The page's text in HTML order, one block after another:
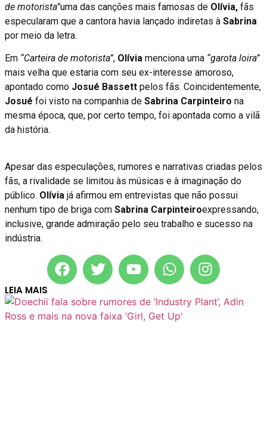
de motorista”uma das canções mais famosas de Olívia, fãs
especularam que a cantora havia lançado indiretas à Sabrina
por meio da letra.
Em “Carteira de motorista”, Olívia menciona uma “garota loira”
mais velha que estaria com seu ex-interesse amoroso,
apontado como Josué Bassett pelos fãs. Coincidentemente,
Josué foi visto na companhia de Sabrina Carpinteiro na
mesma época, que, por certo tempo, foi apontada como a vilã
da história.
Apesar das especulações, rumores e narrativas criadas pelos
fãs, a rivalidade se limitou às músicas e à imaginação do
público. Olívia já afirmou em entrevistas que não possui
nenhum tipo de briga com Sabrina Carpinteiroexpressando,
inclusive, grande admiração pelo seu trabalho e sucesso na
indústria.
LEIA MAIS